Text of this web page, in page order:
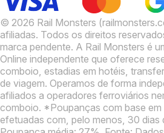
© 2026 Rail Monsters
afiliadas. Todos os direitos
marca pendente. A Rail Monsters é
Online independente que oferece
comboio, estadias em hotéis,
de viagem. Operamos de forma
afiliados a operadores ferroviários
comboio. *Poupanças com base
efetuadas com, pelo menos, 30 dias